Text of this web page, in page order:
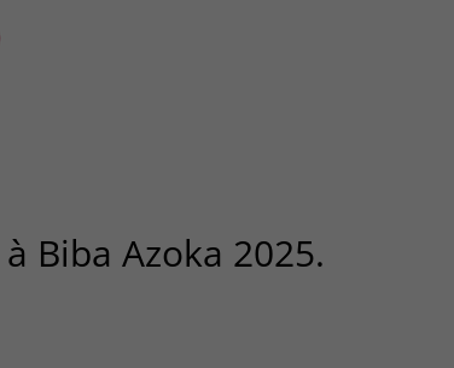
Biba Azoka 2025.